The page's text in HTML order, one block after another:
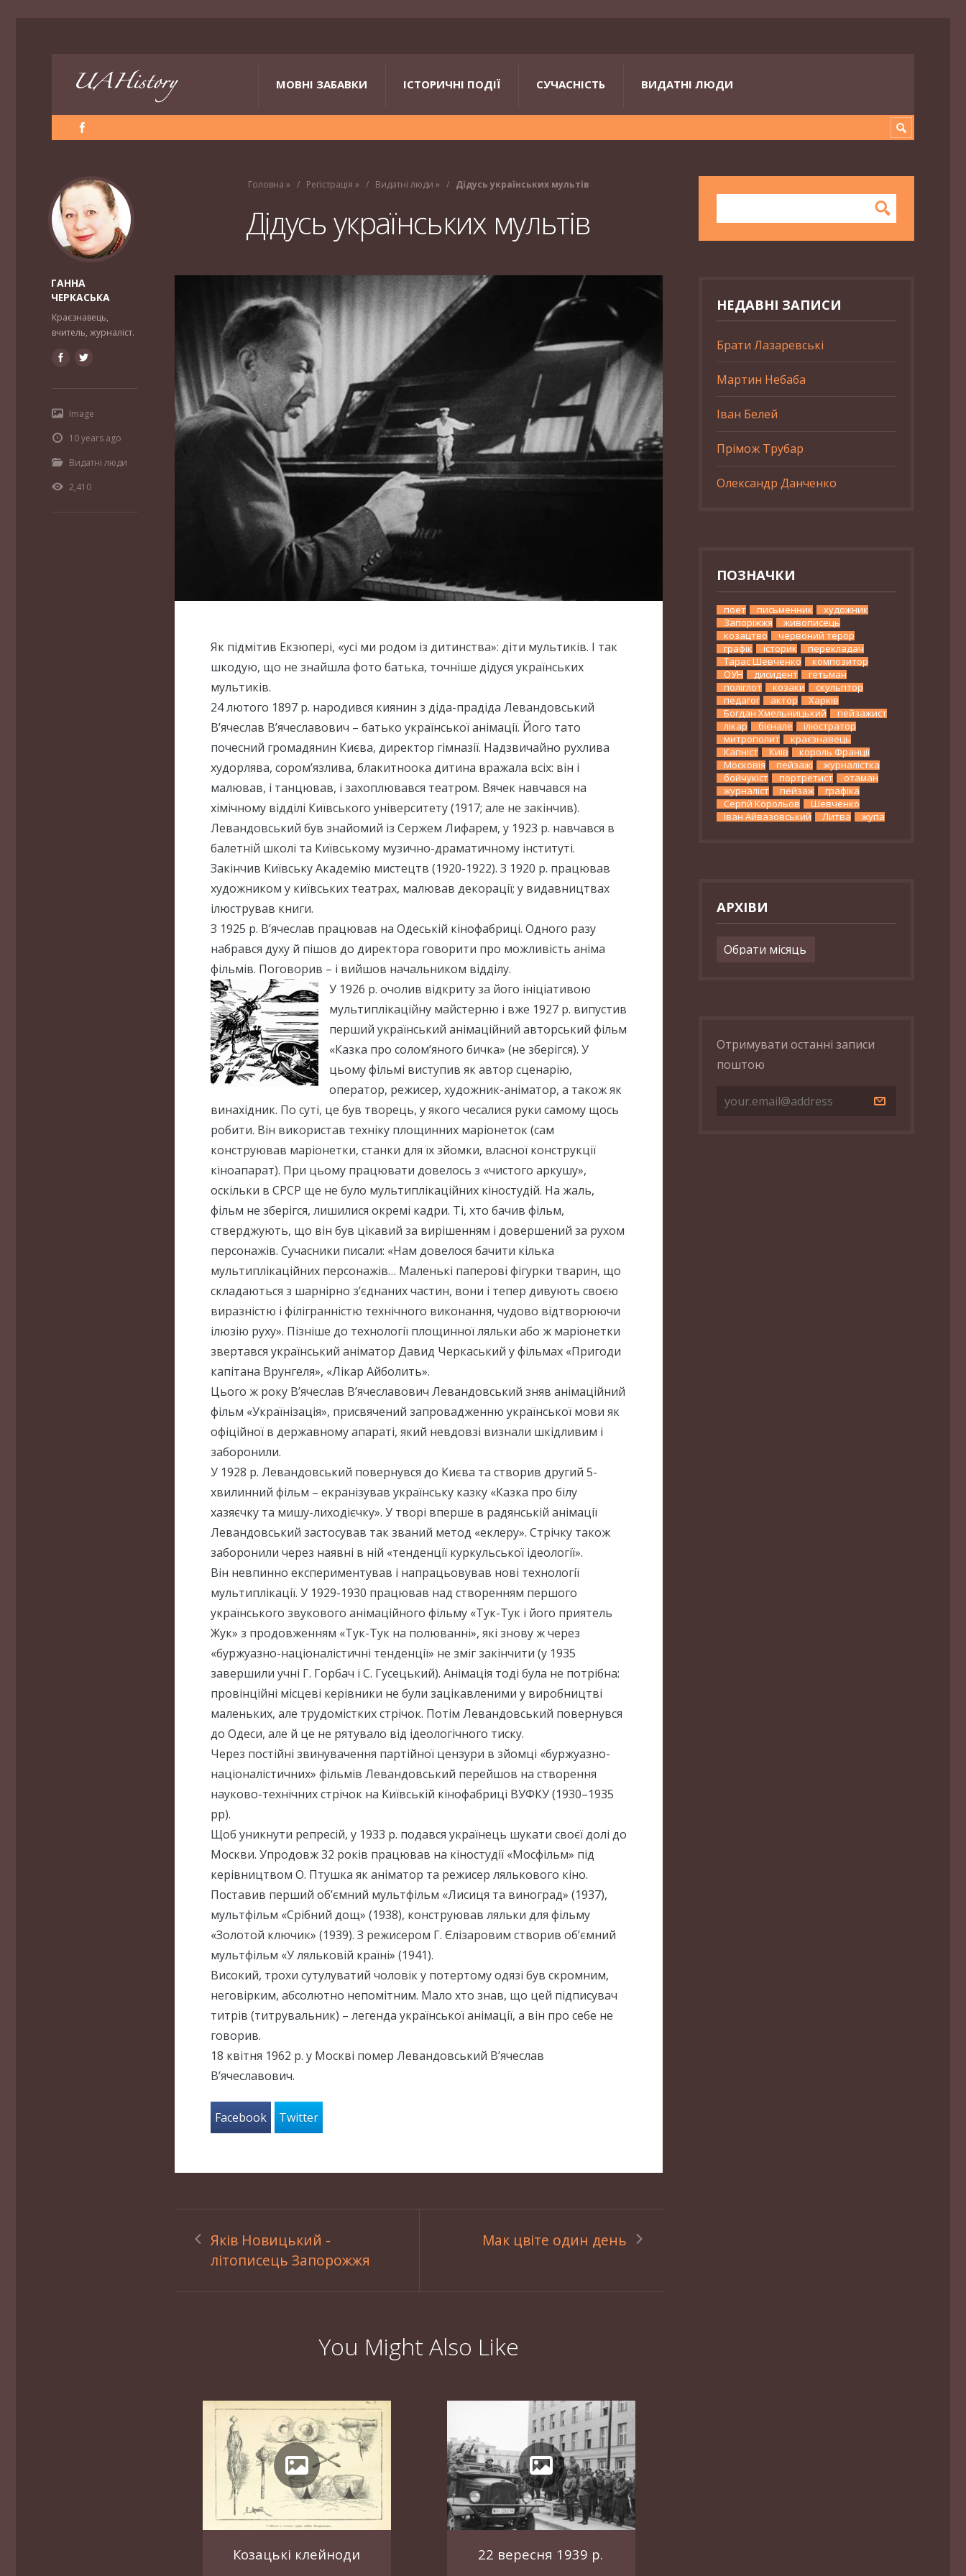
МОВНІ ЗАБАВКИ ІСТОРИЧНІ ПОДІЇ СУЧАСНІСТЬ ВИДАТНІ ЛЮДИ
Головна » Регістрація » Видатні люди » Дідусь українських мультів
Дідусь українських мультів
Як підмітив Екзюпері, «усі ми родом із дитинства»: діти мультиків. І так
шкодую, що не знайшла фото батька, точніше дідуся українських
мультиків.
24 лютого 1897 р. народився киянин з діда-прадіда Левандовський
В’ячеслав В’ячеславович – батько української анімації. Його тато
почесний громадянин Києва, директор гімназії. Надзвичайно рухлива
худорлява, сором’язлива, блакитноока дитина вражала всіх: він і
малював, і танцював, і захоплювався театром. Вячек навчався на
хімічному відділі Київського університету (1917; але не закінчив).
Левандовський був знайомий із Сержем Лифарем, у 1923 р. навчався в
балетній школі та Київському музично-драматичному інституті.
Закінчив Київську Академію мистецтв (1920-1922). З 1920 р. працював
художником у київських театрах, малював декорації; у видавництвах
ілюстрував книги.
З 1925 р. В’ячеслав працював на Одеській кінофабриці. Одного разу
набрався духу й пішов до директора говорити про можливість аніма
фільмів. Поговорив – і вийшов начальником відділу.
У 1926 р. очолив відкриту за його ініціативою
мультиплікаційну майстерню і вже 1927 р. випустив
перший український анімаційний авторський фільм
«Казка про солом’яного бичка» (не зберігся). У
цьому фільмі виступив як автор сценарію,
оператор, режисер, художник-аніматор, а також як
винахідник. По суті, це був творець, у якого чесалися руки самому щось
робити. Він використав техніку площинних маріонеток (сам
конструював маріонетки, станки для їх зйомки, власної конструкції
кіноапарат). При цьому працювати довелось з «чистого аркушу»,
оскільки в СРСР ще не було мультиплікаційних кіностудій. На жаль,
фільм не зберігся, лишилися окремі кадри. Ті, хто бачив фільм,
стверджують, що він був цікавий за вирішенням і довершений за рухом
персонажів. Сучасники писали: «Нам довелося бачити кілька
мультиплікаційних персонажів… Маленькі паперові фігурки тварин, що
складаються з шарнірно з’єднаних частин, вони і тепер дивують своєю
виразністю і філігранністю технічного виконання, чудово відтворюючи
ілюзію руху». Пізніше до технології площинної ляльки або ж маріонетки
звертався український аніматор Давид Черкаський у фільмах «Пригоди
капітана Врунгеля», «Лікар Айболить».
Цього ж року В’ячеслав В’ячеславович Левандовський зняв анімаційний
фільм «Українізація», присвячений запровадженню української мови як
офіційної в державному апараті, який невдовзі визнали шкідливим і
заборонили.
У 1928 р. Левандовський повернувся до Києва та створив другий 5-
хвилинний фільм – екранізував українську казку «Казка про білу
хазяєчку та мишу-лиходієчку». У творі вперше в радянській анімації
Левандовський застосував так званий метод «еклеру». Стрічку також
заборонили через наявні в ній «тенденції куркульської ідеології».
Він невпинно експериментував і напрацьовував нові технології
мультиплікації. У 1929-1930 працював над створенням першого
українського звукового анімаційного фільму «Тук-Тук і його приятель
Жук» з продовженням «Тук-Тук на полюванні», які знову ж через
«буржуазно-націоналістичні тенденції» не зміг закінчити (у 1935
завершили учні Г. Горбач і С. Гусецький). Анімація тоді була не потрібна:
провінційні місцеві керівники не були зацікавленими у виробництві
маленьких, але трудомістких стрічок. Потім Левандовський повернувся
до Одеси, але й це не рятувало від ідеологічного тиску.
Через постійні звинувачення партійної цензури в зйомці «буржуазно-
націоналістичних» фільмів Левандовський перейшов на створення
науково-технічних стрічок на Київській кінофабриці ВУФКУ (1930–1935
рр).
Щоб уникнути репресій, у 1933 р. подався українець шукати своєї долі до
Москви. Упродовж 32 років працював на кіностудії «Мосфільм» під
керівництвом О. Птушка як аніматор та режисер лялькового кіно.
Поставив перший об’ємний мультфільм «Лисиця та виноград» (1937),
мультфільм «Срібний дощ» (1938), конструював ляльки для фільму
«Золотой ключик» (1939). З режисером Г. Єлізаровим створив об’ємний
мультфільм «У ляльковій країні» (1941).
Високий, трохи сутулуватий чоловік у потертому одязі був скромним,
неговірким, абсолютно непомітним. Мало хто знав, що цей підписувач
титрів (титрувальник) – легенда української анімації, а він про себе не
говорив.
18 квітня 1962 р. у Москві помер Левандовський В’ячеслав
В’ячеславович.
Facebook Twitter
Яків Новицький -
літописець Запорожжя
Мак цвіте один день
You Might Also Like
Козацькі клейноди 22 вересня 1939 р.
ГАННА
ЧЕРКАСЬКА
Краєзнавець,
вчитель, журналіст.
Image
10 years ago
Видатні люди
2,410
НЕДАВНІ ЗАПИСИ
Брати Лазаревські
Мартин Небаба
Іван Белей
Прімож Трубар
Олександр Данченко
ПОЗНАЧКИ
поет письменник
художник
Запоріжжя
живописець
козацтво
червоний терор
графік
історик
перекладач
Тарас Шевченко
композитор
ОУН
дисидент
гетьман
поліглот
козаки
скульптор
педагог
актор
Харків
Богдан Хмельницький
пейзажист
лікар
бієнале
ілюстратор
митрополит
краєзнавець
Капніст
Київ
король Франції
Московія
пейзажі
журналістка
бойчукіст
портретист
отаман
журналіст
пейзаж
графіка
Сергій Корольов
Шевченко
Іван Айвазовський
Литва жупа
АРХІВИ
Архіви
Отримувати останні записи
поштою